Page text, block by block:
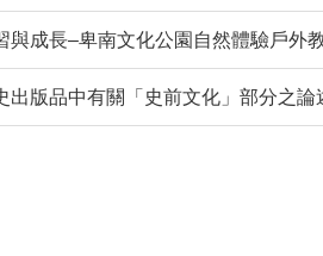
與成長–卑南文化公園自然體驗戶外
出版品中有關「史前文化」部分之論